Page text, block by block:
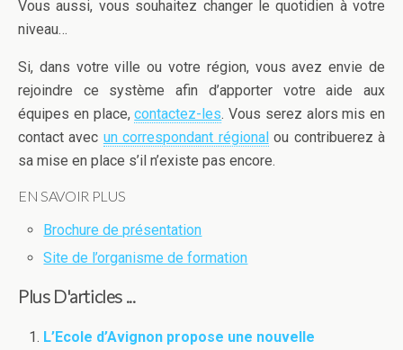
Vous aussi, vous souhaitez changer le quotidien à votre
niveau…
Si, dans votre ville ou votre région, vous avez envie de
rejoindre ce système afin d’apporter votre aide aux
équipes en place,contactez-les. Vous serez alors mis en
contact avec un correspondant régional ou contribuerez à
sa mise en place s’il n’existe pas encore.
EN SAVOIR PLUS
Brochure de présentation
Site de l’organisme de formation
Plus D'articles ...
L’Ecole d’Avignon propose une nouvelle